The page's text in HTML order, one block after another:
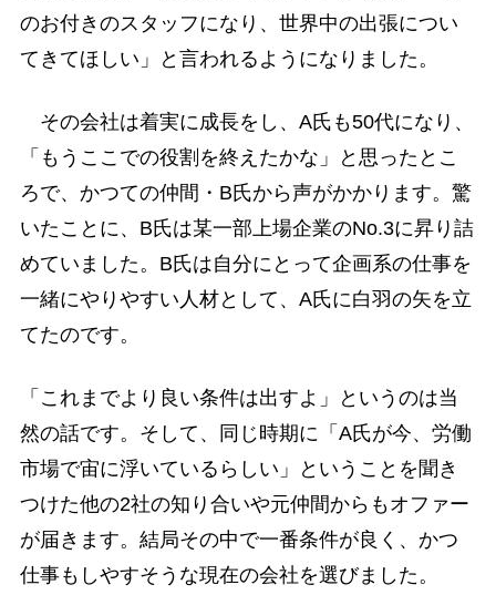
のお付きのスタッフになり、世界中の出張につい
てきてほしい」と言われるようになりました。
その会社は着実に成長をし、A氏も50代になり、
「もうここでの役割を終えたかな」と思ったとこ
ろで、かつての仲間・B氏から声がかかります。驚
いたことに、B氏は某一部上場企業のNo.3に昇り詰
めていました。B氏は自分にとって企画系の仕事を
一緒にやりやすい人材として、A氏に白羽の矢を立
てたのです。
「これまでより良い条件は出すよ」というのは当
然の話です。そして、同じ時期に「A氏が今、労働
市場で宙に浮いているらしい」ということを聞き
つけた他の2社の知り合いや元仲間からもオファー
が届きます。結局その中で一番条件が良く、かつ
仕事もしやすそうな現在の会社を選びました。